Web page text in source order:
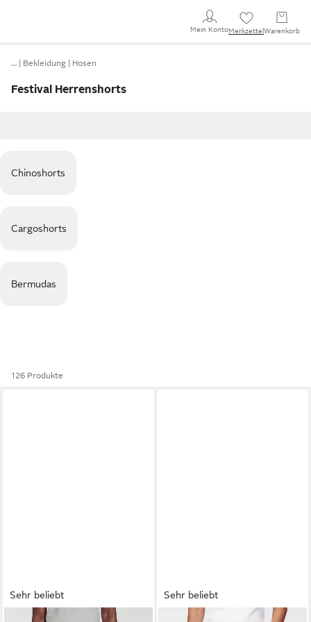
Mein KontoMerkzettel Warenkorb
… Bekleidung Hosen
Festival Herrenshorts
Chinoshorts
Cargoshorts
Bermudas
126 Produkte
Sehr beliebt Sehr beliebt